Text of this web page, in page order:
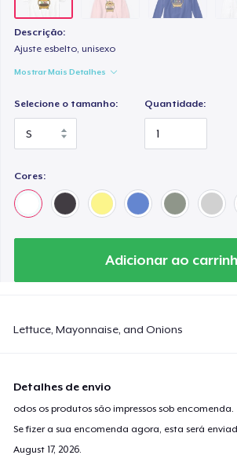
Descrição:
Ajuste esbelto, unisexo
Mostrar Mais Detalhes
Selecione o tamanho: Quantidade:
Cores:
Adicionar ao
Lettuce, Mayonnaise, and Onions
Detalhes de envio
odos os produtos são impressos sob encomenda.
Se fizer a sua encomenda agora, esta será
August 17, 2026.